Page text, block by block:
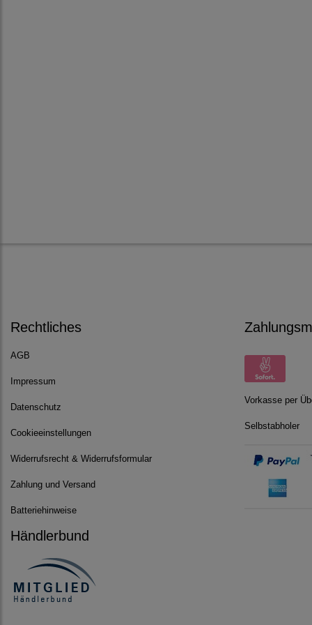
Rechtliches
AGB
Impressum
Datenschutz
Cookieeinstellungen
Widerrufsrecht & Widerrufsformular
Zahlung und Versand
Batteriehinweise
Händlerbund
Vorkasse per
Selbstabholer